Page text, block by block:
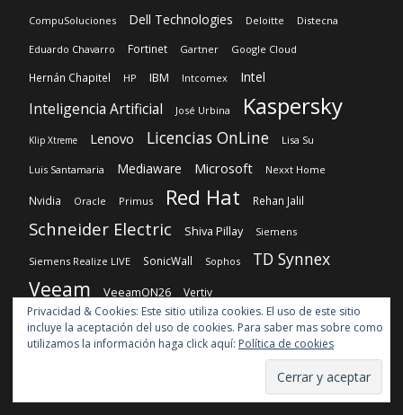
CompuSoluciones Dell Technologies Deloitte Distecna
Eduardo Chavarro Fortinet Gartner Google Cloud
Hernán Chapitel HP IBM Intcomex Intel
Inteligencia Artificial José Urbina Kaspersky
Klip Xtreme Lenovo Licencias OnLine Lisa Su
Luis Santamaria Mediaware Microsoft Nexxt Home
Nvidia Oracle Primus Red Hat Rehan Jalil
Schneider Electric Shiva Pillay Siemens
Siemens Realize LIVE SonicWall Sophos TD Synnex
Veeam VeeamON26 Vertiv
Privacidad & Cookies: Este sitio utiliza cookies. El uso de este sitio
incluye la aceptación del uso de cookies. Para saber mas sobre como
utilizamos la información haga click aquí: Política de cookies